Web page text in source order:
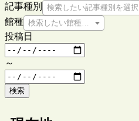
記事種別
検索したい記事種別を選
館種 検索したい館種を選択してくだ
投稿日
～
検索